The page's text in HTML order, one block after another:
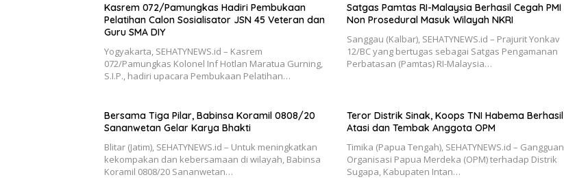
Kasrem 072/Pamungkas Hadiri Pembukaan
Pelatihan Calon Sosialisator JSN 45 Veteran dan
Guru SMA DIY
Yogyakarta, SEHATYNEWS.id – Kasrem
072/Pamungkas Kolonel Inf Hotlan Maratua Gurning,
S.I.P., hadiri upacara Pembukaan Pelatihan…
Satgas Pamtas RI-Malaysia Berhasil Cegah PMI
Non Prosedural Masuk Wilayah NKRI
Sanggau (Kalbar), SEHATYNEWS.id – Prajurit Yonkav
12/BC yang bertugas sebagai Satgas Pengamanan
Perbatasan (Pamtas) RI-Malaysia…
Bersama Tiga Pilar, Babinsa Koramil 0808/20
Sananwetan Gelar Karya Bhakti
Blitar (Jatim), SEHATYNEWS.id – Untuk meningkatkan
kekompakan dan kebersamaan di wilayah, Babinsa
Koramil 0808/20 Sananwetan…
Teror Distrik Sinak, Koops TNI Habema Berhasil
Atasi dan Tembak Anggota OPM
Timika (Papua Tengah), SEHATYNEWS.id – Gangguan
Organisasi Papua Merdeka (OPM) terhadap Distrik
Sugapa, Kabupaten Intan…